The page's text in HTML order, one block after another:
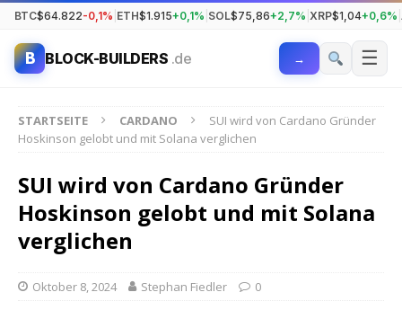
BTC$64.822-0,1% ETH$1.915+0,1% SOL$75,86+2,7% XRP$1,04+0,6%
B BLOCK-BUILDERS .de → ☰
STARTSEITE CARDANO
SUI wird von Cardano Gründer
Hoskinson gelobt und mit Solana verglichen
SUI wird von Cardano Gründer
Hoskinson gelobt und mit Solana
verglichen
Oktober 8, 2024 Stephan Fiedler 0